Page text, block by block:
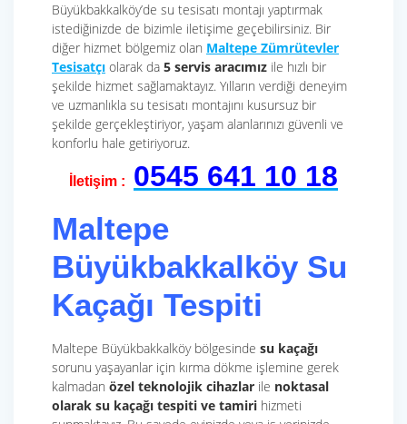
Büyükbakkalköy’de su tesisatı montajı yaptırmak
istediğinizde de bizimle iletişime geçebilirsiniz. Bir
diğer hizmet bölgemiz olan Maltepe Zümrütevler
Tesisatçı olarak da 5 servis aracımız ile hızlı bir
şekilde hizmet sağlamaktayız. Yılların verdiği deneyim
ve uzmanlıkla su tesisatı montajını kusursuz bir
şekilde gerçekleştiriyor, yaşam alanlarınızı güvenli ve
konforlu hale getiriyoruz.
İletişim : 0545 641 10 18
Maltepe
Büyükbakkalköy Su
Kaçağı Tespiti
Maltepe Büyükbakkalköy bölgesinde su kaçağı
sorunu yaşayanlar için kırma dökme işlemine gerek
kalmadan özel teknolojik cihazlar ile noktasal
olarak su kaçağı tespiti ve tamiri hizmeti